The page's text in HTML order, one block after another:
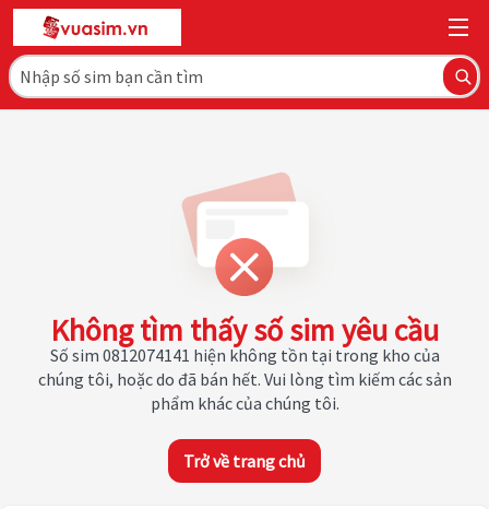
Không tìm thấy số sim yêu cầu
Số sim 0812074141 hiện không tồn tại trong kho của
chúng tôi, hoặc do đã bán hết. Vui lòng tìm kiếm các sản
phẩm khác của chúng tôi.
Trở về trang chủ